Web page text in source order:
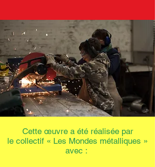
Cette œuvre a été réalisée par
le collectif « Les Mondes métalliques »
avec :